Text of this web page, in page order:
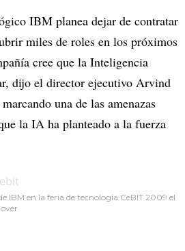
IBM planea dejar de contratar
miles de roles en los próximos
cree que la Inteligencia
dijo el director ejecutivo Arvind
una de las amenazas
la IA ha planteado a la fuerza
IBM en la feria de tecnología CeBIT 2009 el